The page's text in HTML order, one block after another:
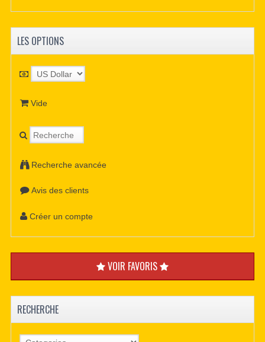
LES OPTIONS
Vide
Recherche avancée
Avis des clients
Créer un compte
VOIR FAVORIS
RECHERCHE